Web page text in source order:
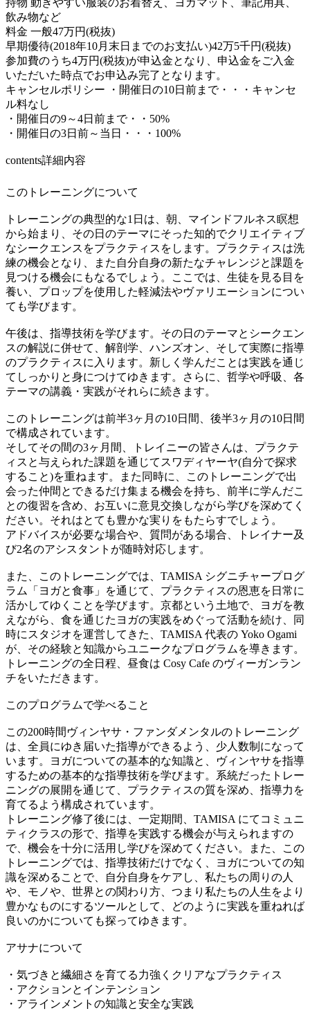
飲み物など
料金 一般47万円(税抜)
早期優待(2018年10月末日までのお支払い)42万5千円(税抜)
参加費のうち4万円(税抜)が申込金となり、申込金をご入金
いただいた時点でお申込み完了となります。
キャンセルポリシー ・開催日の10日前まで・・・キャンセ
ル料なし
・開催日の9～4日前まで・・50%
・開催日の3日前～当日・・・100%
contents詳細内容
このトレーニングについて
トレーニングの典型的な1日は、朝、マインドフルネス瞑想
から始まり、その日のテーマにそった知的でクリエイティブ
なシークエンスをプラクティスをします。プラクティスは洗
練の機会となり、また自分自身の新たなチャレンジと課題を
見つける機会にもなるでしょう。ここでは、生徒を見る目を
養い、プロップを使用した軽減法やヴァリエーションについ
ても学びます。
午後は、指導技術を学びます。その日のテーマとシークエン
スの解説に併せて、解剖学、ハンズオン、そして実際に指導
のプラクティスに入ります。新しく学んだことは実践を通じ
てしっかりと身につけてゆきます。さらに、哲学や呼吸、各
テーマの講義・実践がそれらに続きます。
このトレーニングは前半3ヶ月の10日間、後半3ヶ月の10日間
で構成されています。
そしてその間の3ヶ月間、トレイニーの皆さんは、プラクテ
ィスと与えられた課題を通じてスワディヤーヤ(自分で探求
すること)を重ねます。また同時に、このトレーニングで出
会った仲間とできるだけ集まる機会を持ち、前半に学んだこ
との復習を含め、お互いに意見交換しながら学びを深めてく
ださい。それはとても豊かな実りをもたらすでしょう。
アドバイスが必要な場合や、質問がある場合、トレイナー及
び2名のアシスタントが随時対応します。
また、このトレーニングでは、TAMISA シグニチャープログ
ラム「ヨガと食事」を通じて、プラクティスの恩恵を日常に
活かしてゆくことを学びます。京都という土地で、ヨガを教
えながら、食を通じたヨガの実践をめぐって活動を続け、同
時にスタジオを運営してきた、TAMISA 代表の Yoko Ogami
が、その経験と知識からユニークなプログラムを導きます。
トレーニングの全日程、昼食は Cosy Cafe のヴィーガンラン
チをいただきます。
このプログラムで学べること
この200時間ヴィンヤサ・ファンダメンタルのトレーニング
は、全員にゆき届いた指導ができるよう、少人数制になって
います。ヨガについての基本的な知識と、ヴィンヤサを指導
するための基本的な指導技術を学びます。系統だったトレー
ニングの展開を通じて、プラクティスの質を深め、指導力を
育てるよう構成されています。
トレーニング修了後には、一定期間、TAMISA にてコミュニ
ティクラスの形で、指導を実践する機会が与えられますの
で、機会を十分に活用し学びを深めてください。また、この
トレーニングでは、指導技術だけでなく、ヨガについての知
識を深めることで、自分自身をケアし、私たちの周りの人
や、モノや、世界との関わり方、つまり私たちの人生をより
豊かなものにするツールとして、どのように実践を重ねれば
良いのかについても探ってゆきます。
アサナについて
・気づきと繊細さを育てる力強くクリアなプラクティス
・アクションとインテンション
・アラインメントの知識と安全な実践